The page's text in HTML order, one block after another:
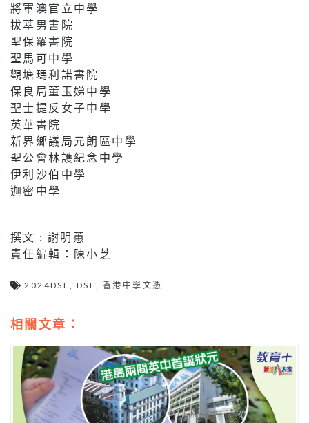
將軍澳官立中學
拔萃男書院
聖保羅書院
聖馬可中學
觀塘瑪利諾書院
保良局董玉娣中學
聖士提反女子中學
英華書院
新界鄉議局元朗區中學
聖公會林護紀念中學
伊利沙伯中學
迦密中學
撰文 : 謝明蕙
責任編輯：陳小芝
2024DSE ,DSE ,香港中學文憑
相關文章：